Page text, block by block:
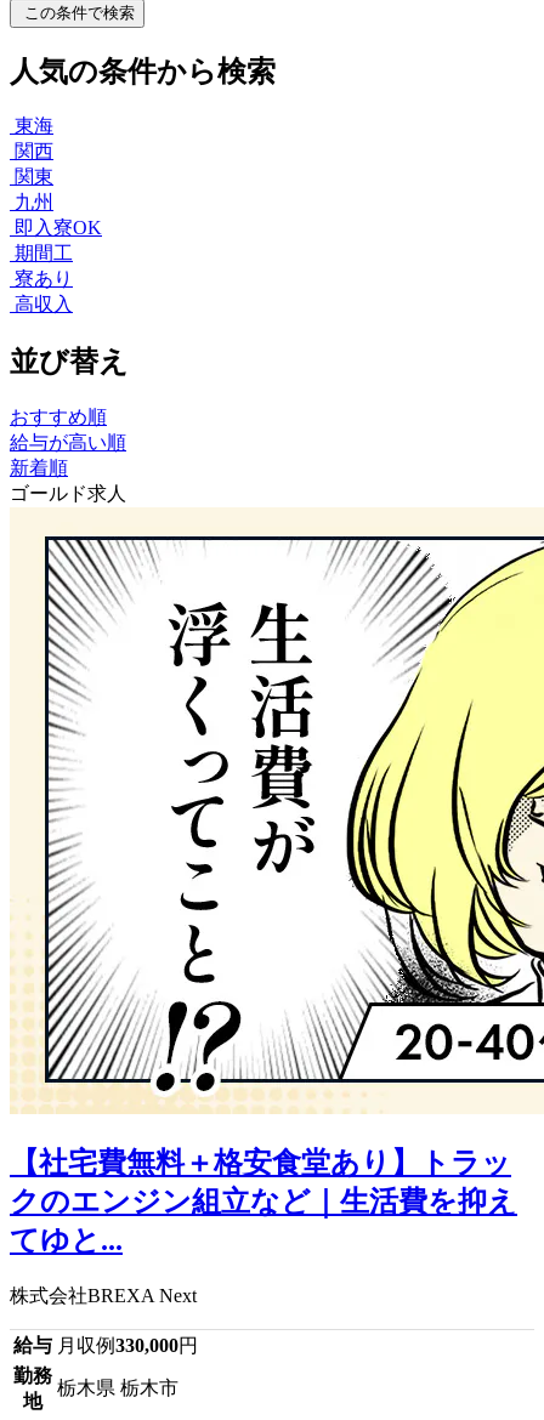
この条件で検索
人気の条件から検索
東海
関西
関東
九州
即入寮OK
期間工
寮あり
高収入
並び替え
おすすめ順
給与が高い順
新着順
ゴールド求人
【社宅費無料＋格安食堂あり】トラッ
クのエンジン組立など｜生活費を抑え
てゆと...
株式会社BREXA Next
給与 月収例330,000円
勤務
地
栃木県 栃木市